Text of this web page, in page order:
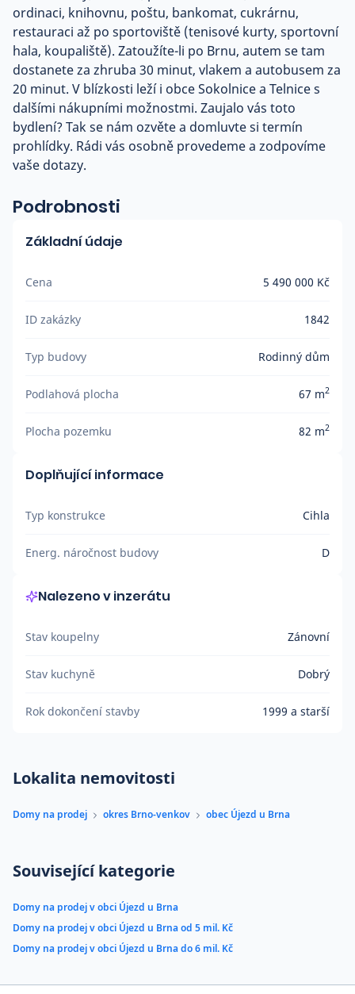
ordinaci, knihovnu, poštu, bankomat, cukrárnu,
restauraci až po sportoviště (tenisové kurty, sportovní
hala, koupaliště). Zatoužíte-li po Brnu, autem se tam
dostanete za zhruba 30 minut, vlakem a autobusem za
20 minut. V blízkosti leží i obce Sokolnice a Telnice s
dalšími nákupními možnostmi. Zaujalo vás toto
bydlení? Tak se nám ozvěte a domluvte si termín
prohlídky. Rádi vás osobně provedeme a zodpovíme
vaše dotazy.
Podrobnosti
Základní údaje
Cena 5 490 000 Kč
ID zakázky 1842
Typ budovy Rodinný dům
Podlahová plocha 67 m2
Plocha pozemku 82 m2
Doplňující informace
Typ konstrukce Cihla
Energ. náročnost budovy D
Nalezeno v inzerátu
Stav koupelny Zánovní
Stav kuchyně Dobrý
Rok dokončení stavby 1999 a starší
Lokalita nemovitosti
Domy na prodej okres Brno-venkov obec Újezd u Brna
Související kategorie
Domy na prodej v obci Újezd u Brna
Domy na prodej v obci Újezd u Brna od 5 mil. Kč
Domy na prodej v obci Újezd u Brna do 6 mil. Kč